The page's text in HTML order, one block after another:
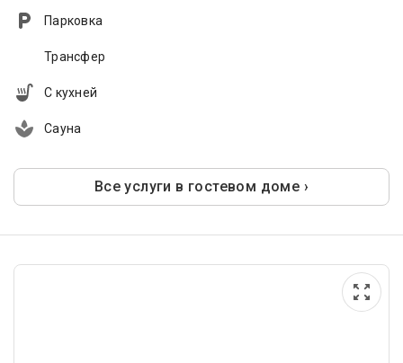
Парковка
Трансфер
С кухней
Сауна
Все услуги в гостевом доме ›